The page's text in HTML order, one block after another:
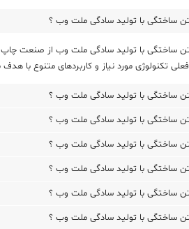
ساختگی با تولید سادگی ملت وب ؟
ساختگی با تولید سادگی ملت وب از صنعت چاپ
تکنولوژی مورد نیاز و کاربردهای متنوع با هدف
ساختگی با تولید سادگی ملت وب ؟
ساختگی با تولید سادگی ملت وب ؟
ساختگی با تولید سادگی ملت وب ؟
ساختگی با تولید سادگی ملت وب ؟
ساختگی با تولید سادگی ملت وب ؟
ساختگی با تولید سادگی ملت وب ؟